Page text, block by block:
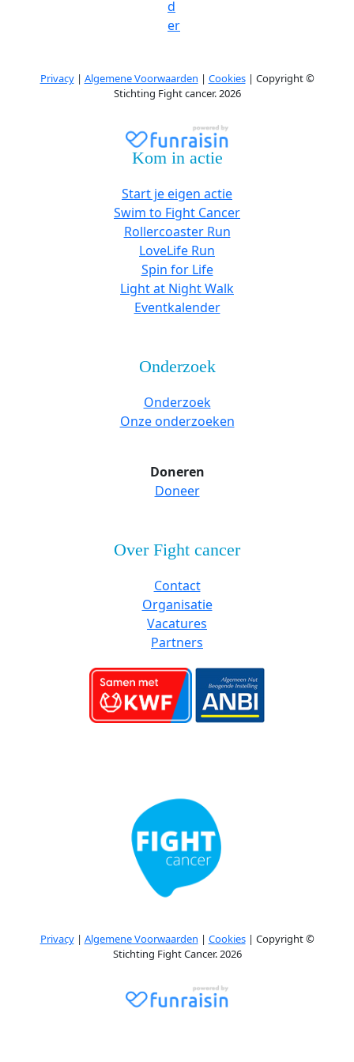
d
er
Privacy| Algemene Voorwaarden | Cookies| Copyright ©
Stichting Fight cancer. 2026
Kom in actie
Start je eigen actie
Swim to Fight Cancer
Rollercoaster Run
LoveLife Run
Spin for Life
Light at Night Walk
Eventkalender
Onderzoek
Onderzoek
Onze onderzoeken
Doneren
Doneer
Over Fight cancer
Contact
Organisatie
Vacatures
Partners
Privacy| Algemene Voorwaarden | Cookies| Copyright ©
Stichting Fight Cancer. 2026